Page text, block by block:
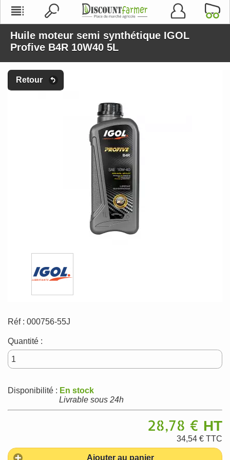
Huile moteur semi synthétique IGOL
Profive B4R 10W40 5L
Retour
Réf : 000756-55J
Quantité :
Disponibilité : En stock
Livrable sous 24h
28,78 € HT
34,54 € TTC
Ajouter au panier